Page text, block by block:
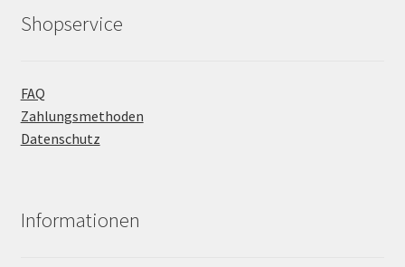
Shopservice
FAQ
Zahlungsmethoden
Datenschutz
Informationen